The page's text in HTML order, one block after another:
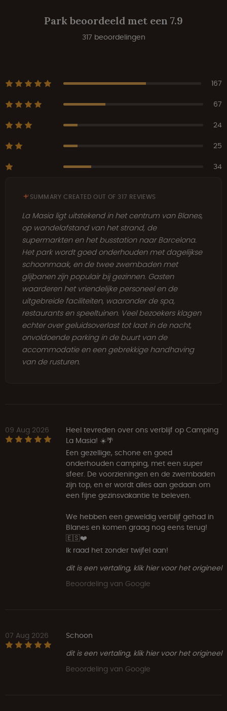
Park beoordeeld met een 7.9
317 beoordelingen
167
67
24
25
34
SUMMARY CREATED OUT OF 317 REVIEWS
La Masia ligt uitstekend in het centrum van Blanes,
op wandelafstand van het strand, de
supermarkten en het busstation naar Barcelona.
Het park wordt goed onderhouden met dagelijkse
schoonmaak, en de twee zwembaden met
glijbanen zijn populair bij gezinnen. Gasten
waarderen het vriendelijke personeel en de
uitgebreide faciliteiten, waaronder de spa,
restaurants en speeltuinen. Veel bezoekers klagen
echter over geluidsoverlast tot laat in de nacht,
onvoldoende parking in de buurt van de
accommodatie en een gebrekkige handhaving
van de rusturen.
09 Aug 2026
Heel tevreden over ons verblijf op Camping
La Masia! ☀️🌴
Een gezellige, schone en goed
onderhouden camping, met een super
sfeer. De voorzieningen en de zwembaden
zijn top, en er wordt alles aan gedaan om
een fijne gezinsvakantie te beleven.
We hebben een geweldig verblijf gehad in
Blanes en komen graag nog eens terug!
🇪🇸❤️
Ik raad het zonder twijfel aan!
dit is een vertaling, klik hier voor het origineel
Beoordeling van Google
07 Aug 2026
Schoon
dit is een vertaling, klik hier voor het origineel
Beoordeling van Google